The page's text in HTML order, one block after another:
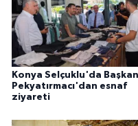
Konya Selçuklu'da Başkan
Pekyatırmacı'dan esnaf
ziyareti